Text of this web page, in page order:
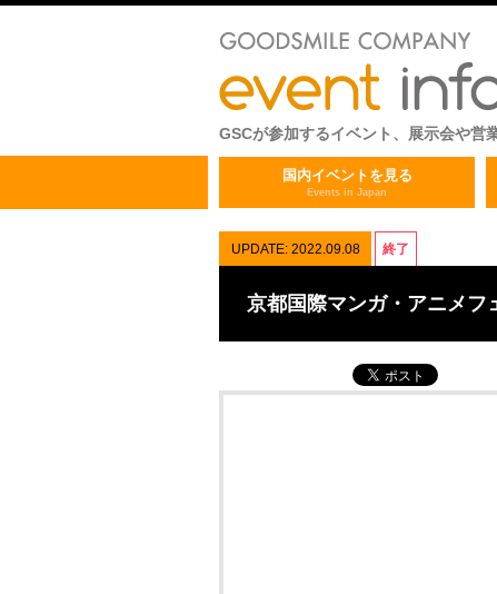
GSCが参加するイベント、展示会や営
国内イベントを見る
Events in Japan
UPDATE: 2022.09.08 終了
京都国際マンガ・アニメフ